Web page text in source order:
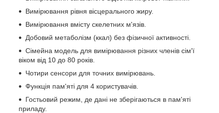
Вимірювання рівня вісцерального жиру.
Вимірювання вмісту скелетних м'язів.
Добовий метаболізм (ккал) без фізичної активності.
Сімейна модель для вимірювання різних членів сім'ї
віком від 10 до 80 років.
Чотири сенсори для точних вимірювань.
Функція пам'яті для 4 користувачів.
Гостьовий режим, де дані не зберігаються в пам'яті
приладу.